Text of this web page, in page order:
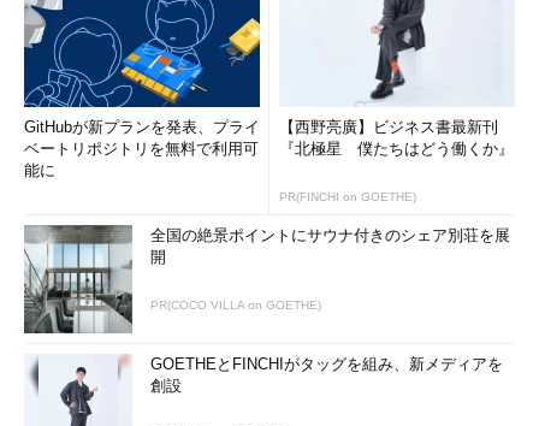
ChromeウェブストアからインストールしたChrome拡張機能
は基本的にバージョンアップごとに自動的に更新されるため、気
付かず“マルウェアバージョン”になってしまっていた人もたくさ
んいたようです。「突然マルウェアになるなんて怖いし絶対気付
かない」というツイートが多く見られました。
GitHubが新プランを発表、プライ
ベートリポジトリを無料で利用可
能に
【西野亮廣】ビジネス書最新刊
『北極星 僕たちはどう働くか』
PR(FINCHI on GOETHE)
全国の絶景ポイントにサウナ付きのシェア別荘を展
開
PR(COCO VILLA on GOETHE)
GOETHEとFINCHIがタッグを組み、新メディアを
創設